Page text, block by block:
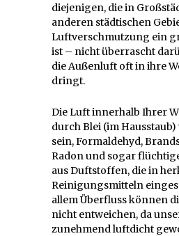
diejenigen, die in
anderen städtischen
Luftverschmutzung ein
ist – nicht überrascht
die Außenluft oft in ihre
dringt.
Die Luft innerhalb Ihrer
durch Blei (im
sein, Formaldehyd,
Radon und sogar
aus Duftstoffen, die in
Reinigungsmitteln
allem Überfluss können
nicht entweichen, da
zunehmend luftdicht